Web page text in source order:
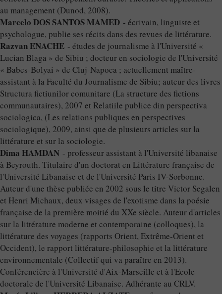
au management (Dunod, 2008).
Marcelo DOS SANTOS MAMED - écrivain, linguiste et
psychologue, publie ses récits dans des revues de littérature.
Razvan ENACHE - études de journalisme à l'Université «
Lucian Blaga » de Sibiu ; docteur en sociologie de l'Université
« Babes-Bolyai » de Cluj-Napoca ; actuellement maître-
assistant à la Faculté du Journalisme de Sibiu; auteur des livres
Structura fictiunilor comunitare (La structure des fictions
communautaires), 2007 et Relatiile publice din perspectiva
sociologica, (Les relations publiques en perspectives
sociologique), 2009, ainsi que de plusieurs articles sur la
littérature et sur la sociologie.
Dima HAMDAN - professeur assistant à l'Université libanaise
à Beyrouth. Titulaire d'un doctorat en Littérature française de
l'Université Libanaise et de l'Université Paris IV-Sorbonne.
Auteur d'une thèse publiée en 2002 sous le titre Victor Segalen
et Henri Michaux, deux visages de l'exotisme dans la poésie
française de la première moitié du XXe siècle. Auteur d'articles
sur la littérature moderne et contemporaine (colloques), la
littérature des voyages (rapports Orient, Extrême-Orient et
Occident), le rapport littérature-philosophie et la littérature
environnementale (Collectif qui va paraître en 2013).
Conférencière à l'Université d'Aix-Marseille et à l'Ecole
doctorale de l'Université Libanaise. Adhérante au CRLV.